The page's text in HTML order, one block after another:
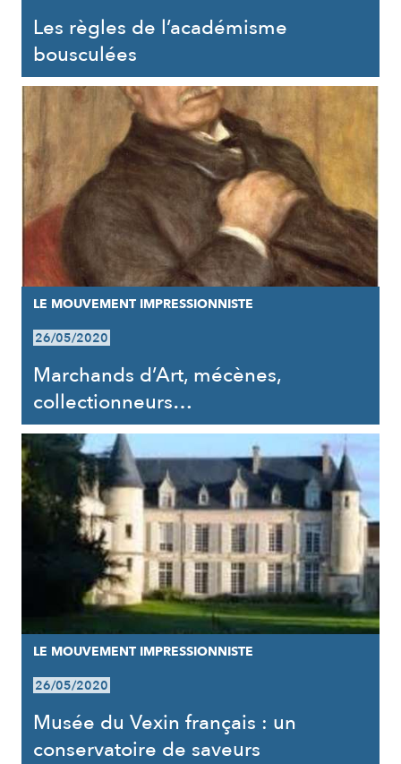
Les règles de l’académisme
bousculées
LE MOUVEMENT IMPRESSIONNISTE
26/05/2020
Marchands d’Art, mécènes,
collectionneurs…
LE MOUVEMENT IMPRESSIONNISTE
26/05/2020
Musée du Vexin français : un
conservatoire de saveurs